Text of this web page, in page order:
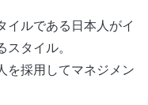
イルである日本人がイ
タイル。
を採用してマネジメン